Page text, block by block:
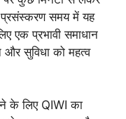
समय में यह
एक प्रभावी समाधान
सुविधा को महत्व
के लिए QIWI का